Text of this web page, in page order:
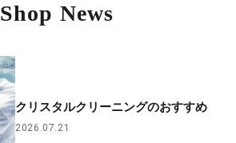
Shop News
クリスタルクリーニングのおすすめ
2026.07.21